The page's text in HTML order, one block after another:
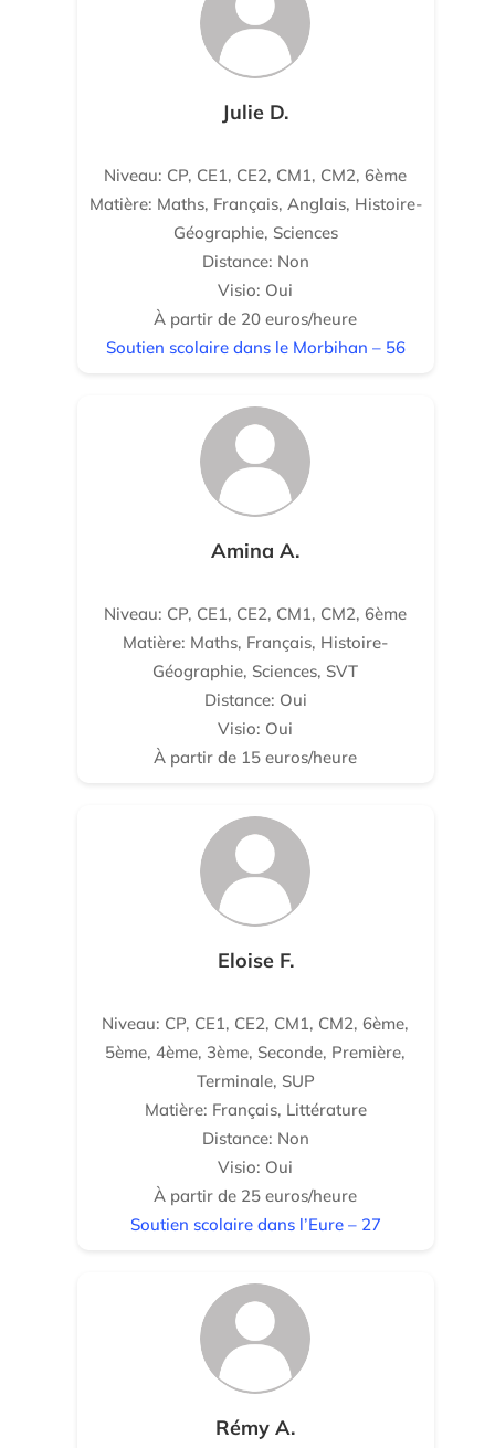
Julie D.
Niveau: CP, CE1, CE2, CM1, CM2, 6ème
Matière: Maths, Français, Anglais, Histoire-
Géographie, Sciences
Distance: Non
Visio: Oui
À partir de 20 euros/heure
Soutien scolaire dans le Morbihan – 56
Amina A.
Niveau: CP, CE1, CE2, CM1, CM2, 6ème
Matière: Maths, Français, Histoire-
Géographie, Sciences, SVT
Distance: Oui
Visio: Oui
À partir de 15 euros/heure
Eloise F.
Niveau: CP, CE1, CE2, CM1, CM2, 6ème,
5ème, 4ème, 3ème, Seconde, Première,
Terminale, SUP
Matière: Français, Littérature
Distance: Non
Visio: Oui
À partir de 25 euros/heure
Soutien scolaire dans l’Eure – 27
Rémy A.